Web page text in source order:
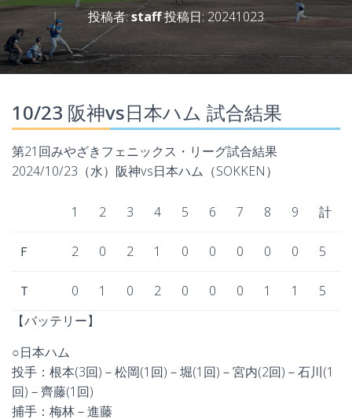
投稿者:staff投稿日: 20241023
10/23 阪神vs日本ハム 試合結果
第21回みやざきフェニックス・リーグ試合結果
2024/10/23（水）阪神vs日本ハム（SOKKEN）
1 2 3 4 5 6 7 8 9 計
Ｆ 2 0 2 1 0 0 0 0 0 5
Ｔ 0 1 0 2 0 0 0 1 1
5
【バッテリー】
○日本ハム
投手：根本(3回)－松岡(1回)－堀(1回)－宮内(2回)－石川(1
回)－齊藤(1回)
捕手：梅林－進藤